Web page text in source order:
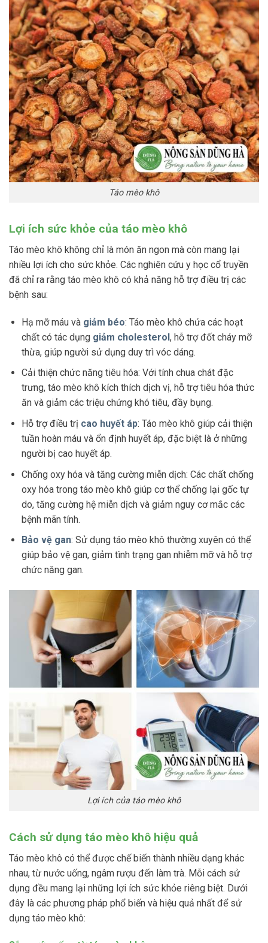
Táo mèo khô
Lợi ích sức khỏe của táo mèo khô
Táo mèo khô không chỉ là món ăn ngon mà còn mang lại
nhiều lợi ích cho sức khỏe. Các nghiên cứu y học cổ truyền
đã chỉ ra rằng táo mèo khô có khả năng hỗ trợ điều trị các
bệnh sau:
Hạ mỡ máu và giảm béo: Táo mèo khô chứa các hoạt
chất có tác dụng giảm cholesterol, hỗ trợ đốt cháy mỡ
thừa, giúp người sử dụng duy trì vóc dáng.
Cải thiện chức năng tiêu hóa: Với tính chua chát đặc
trưng, táo mèo khô kích thích dịch vị, hỗ trợ tiêu hóa thức
ăn và giảm các triệu chứng khó tiêu, đầy bụng.
Hỗ trợ điều trị cao huyết áp: Táo mèo khô giúp cải thiện
tuần hoàn máu và ổn định huyết áp, đặc biệt là ở những
người bị cao huyết áp.
Chống oxy hóa và tăng cường miễn dịch: Các chất chống
oxy hóa trong táo mèo khô giúp cơ thể chống lại gốc tự
do, tăng cường hệ miễn dịch và giảm nguy cơ mắc các
bệnh mãn tính.
Bảo vệ gan: Sử dụng táo mèo khô thường xuyên có thể
giúp bảo vệ gan, giảm tình trạng gan nhiễm mỡ và hỗ trợ
chức năng gan.
Lợi ích của táo mèo khô
Cách sử dụng táo mèo khô hiệu quả
Táo mèo khô có thể được chế biến thành nhiều dạng khác
nhau, từ nước uống, ngâm rượu đến làm trà. Mỗi cách sử
dụng đều mang lại những lợi ích sức khỏe riêng biệt. Dưới
đây là các phương pháp phổ biến và hiệu quả nhất để sử
dụng táo mèo khô: